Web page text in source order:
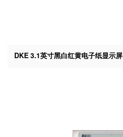
DKE 3.1英寸黑白红黄电子纸显示屏